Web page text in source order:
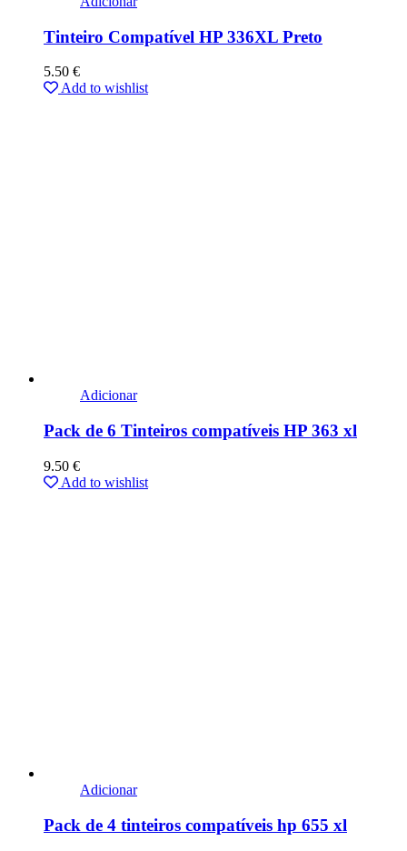
Tinteiro Compatível HP 336XL Preto
5.50 €
Add to wishlist
Adicionar
Pack de 6 Tinteiros compatíveis HP 363 xl
9.50 €
Add to wishlist
Adicionar
Pack de 4 tinteiros compatíveis hp 655 xl